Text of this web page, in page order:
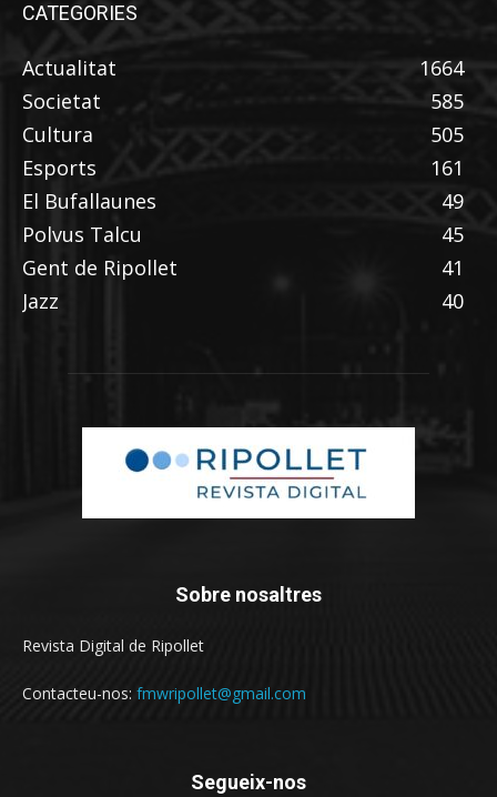
CATEGORIES
Actualitat
1664
Societat
585
Cultura
505
Esports
161
El Bufallaunes
49
Polvus Talcu
45
Gent de Ripollet
41
Jazz
40
Sobre nosaltres
Revista Digital de Ripollet
Contacteu-nos: fmwripollet@gmail.com
Segueix-nos